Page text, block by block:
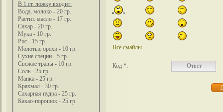
В 1 ст. ложку входит:
Вода, молоко - 20 гр.
Растит. масло - 17 гр.
Сахар - 20 гр.
Мука - 10 гр.
Рис - 15 гр.
Молотые орехи - 10 гр.
Сухие специи - 5 гр.
Свежие травы - 10 гр.
Соль - 25 гр.
Манка - 25 гр.
Крахмал - 30 гр.
Сахарная пудра - 25 гр.
Какао-порошок - 25 гр.
Все смайлы
Код *: